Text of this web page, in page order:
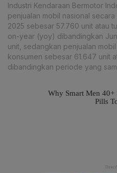
Industri Kendaraan Bermotor
penjualan mobil nasional
2025 sebesar 57.760 unit atau
on-year (yoy) dibandingkan
unit, sedangkan penjualan
konsumen sebesar 61.647 unit
dibandingkan periode yang